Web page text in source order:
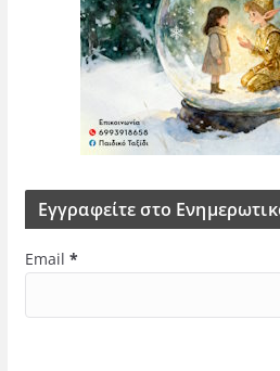
Εγγραφείτε στο
Email *